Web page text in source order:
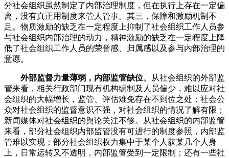
分社会组织虽然制定了内部治理制度，但在执行上存在一定偏
离，没有真正用制度来管人管事。其三，保障和激励机制不
足。物质激励的缺乏在一定程度上抑制了社会组织工作人员参
与社会组织内部治理的动力，精神激励的缺乏在一定程度上降
低了社会组织工作人员的荣誉感、归属感以及参与内部治理的
意愿。
外部监督力量薄弱，内部监管缺位。从社会组织的外部监
管来看，相关行政部门现有机构编制及人员偏少，难以应对社
会组织的大幅增长，监管、评估难免存在不到位之处；社会公
众对社会组织的监督意识不强，对社会组织的情况了解有限；
新闻媒体对社会组织的舆论关注不够。从社会组织的内部监管
来看，部分社会组织内部监管没有可进行的制度参照，内部监
管难以实现；部分社会组织权力集中于某个人获某几个人身
上，日常运转又不透明，内部监管受到一定限制；还有一些社